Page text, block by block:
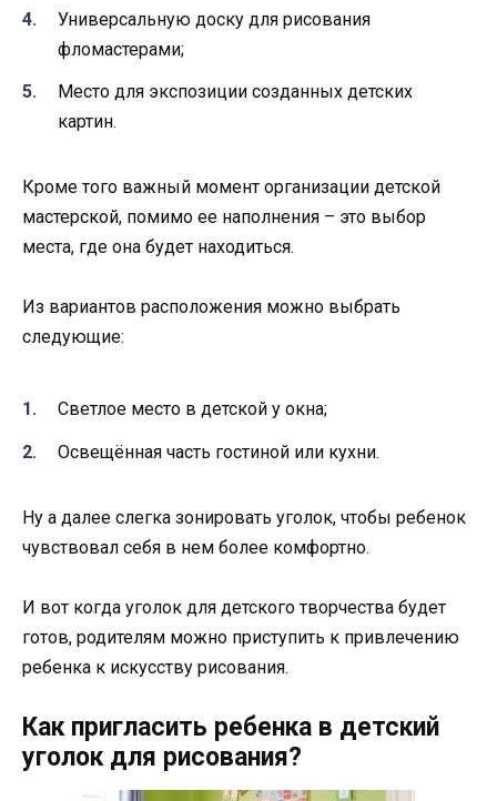
Универсальную доску для рисования
фломастерами;
Место для экспозиции созданных детских
картин.
Кроме того важный момент организации детской
мастерской, помимо ее наполнения – это выбор
места, где она будет находиться.
Из вариантов расположения можно выбрать
следующие:
Светлое место в детской у окна;
Освещённая часть гостиной или кухни.
Ну а далее слегка зонировать уголок, чтобы ребенок
чувствовал себя в нем более комфортно.
И вот когда уголок для детского творчества будет
готов, родителям можно приступить к привлечению
ребенка к искусству рисования.
Как пригласить ребенка в детский
уголок для рисования?